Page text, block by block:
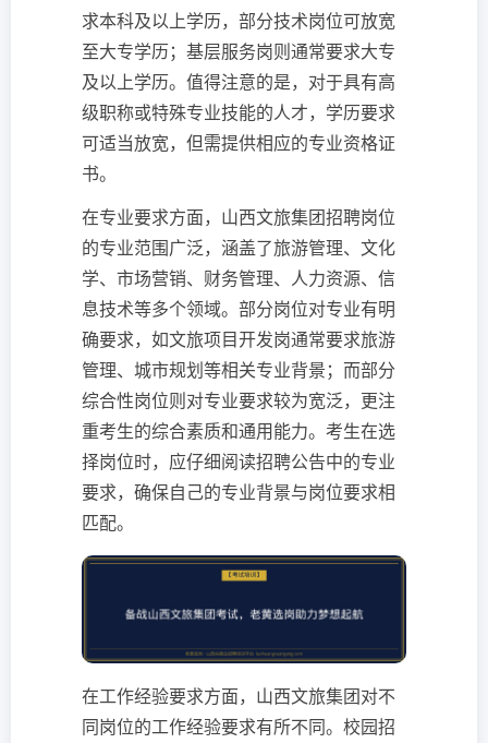
求本科及以上学历，部分技术岗位可放宽
至大专学历；基层服务岗则通常要求大专
及以上学历。值得注意的是，对于具有高
级职称或特殊专业技能的人才，学历要求
可适当放宽，但需提供相应的专业资格证
书。
在专业要求方面，山西文旅集团招聘岗位
的专业范围广泛，涵盖了旅游管理、文化
学、市场营销、财务管理、人力资源、信
息技术等多个领域。部分岗位对专业有明
确要求，如文旅项目开发岗通常要求旅游
管理、城市规划等相关专业背景；而部分
综合性岗位则对专业要求较为宽泛，更注
重考生的综合素质和通用能力。考生在选
择岗位时，应仔细阅读招聘公告中的专业
要求，确保自己的专业背景与岗位要求相
匹配。
在工作经验要求方面，山西文旅集团对不
同岗位的工作经验要求有所不同。校园招